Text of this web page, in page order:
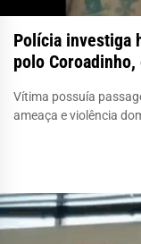
Polícia investiga
polo
Vítima possuía
ameaça e violência